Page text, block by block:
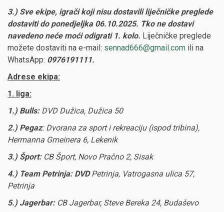
3.) Sve ekipe, igrači koji nisu dostavili liječničke preglede
dostaviti do ponedjeljka 06. 10.2025. Tko ne dostavi
navedeno neće moći odigrati 1. kolo. Liječničke preglede
možete dostaviti na e-mail: sennad666@gmail.com ili na
WhatsApp: 0976191111.
Adrese ekipa:
1. liga:
1.) Bulls:DVD Dužica, Dužica 50
2.) Pegaz: Dvorana za sport i rekreaciju (ispod tribina),
Hermanna Gmeinera 6, Lekenik
3.) Šport:CB Šport, Novo Pračno 2, Sisak
4.) Team Petrinja: DVDPetrinja, Vatrogasna ulica 57,
Petrinja
5.) Jagerbar: CB Jagerbar, Steve Bereka 24, Budaševo